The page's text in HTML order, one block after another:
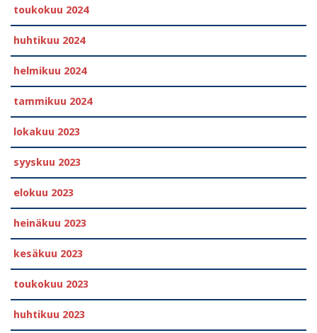
toukokuu 2024
huhtikuu 2024
helmikuu 2024
tammikuu 2024
lokakuu 2023
syyskuu 2023
elokuu 2023
heinäkuu 2023
kesäkuu 2023
toukokuu 2023
huhtikuu 2023